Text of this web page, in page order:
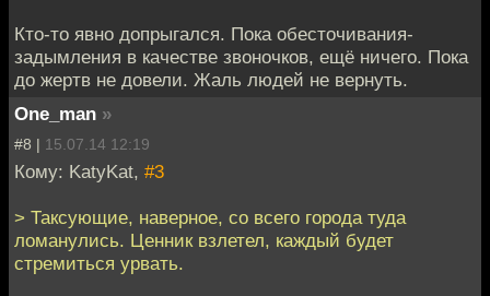
Кто-то явно допрыгался. Пока обесточивания-
задымления в качестве звоночков, ещё ничего. Пока
до жертв не довели. Жаль людей не вернуть.
One_man »
#8 | 15.07.14 12:19
Кому: KatyKat, #3
> Таксующие, наверное, со всего города туда
ломанулись. Ценник взлетел, каждый будет
стремиться урвать.